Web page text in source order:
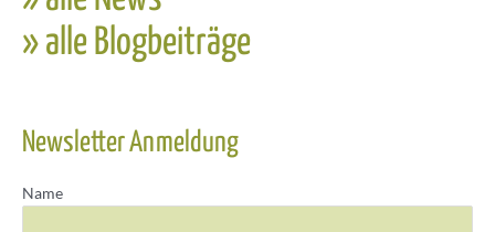
» alle Blogbeiträge
Newsletter Anmeldung
Name